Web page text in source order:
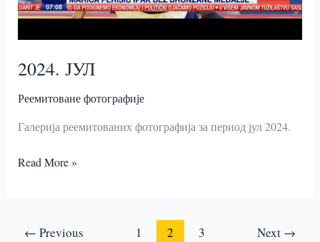
2024. ЈУЛ
Реемитоване фотографије
Галерија реемитованих фотографија за период јул 2024.
2024.
Read More »
← Previous 1 2 3 Next →